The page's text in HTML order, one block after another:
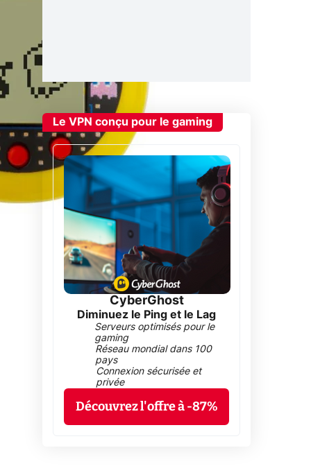
Le VPN conçu pour le gaming
CyberGhost
Diminuez le Ping et le Lag
Serveurs optimisés pour le
gaming
Réseau mondial dans 100
pays
Connexion sécurisée et
privée
Découvrez l'offre à -87%